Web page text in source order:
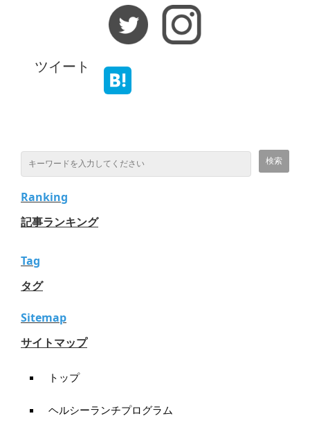
ツイート
Ranking
記事ランキング
Tag
タグ
Sitemap
サイトマップ
トップ
ヘルシーランチプログラム